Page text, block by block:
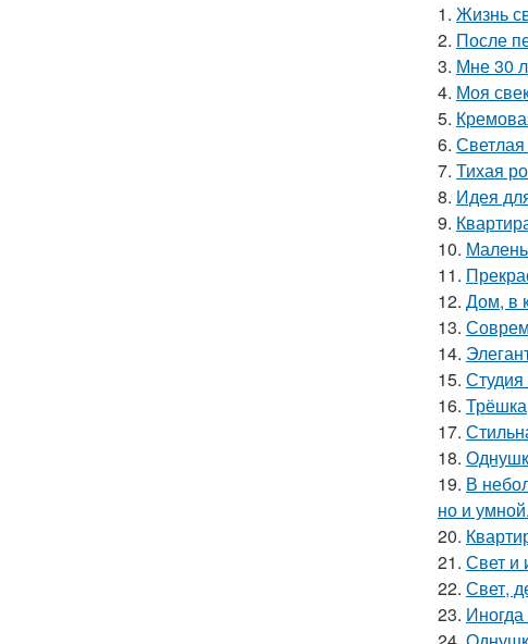
1. Жизнь
2. После
3. Мне 30
4. Моя
5.
6. Светлая
7. Тихая
8. Идея
9.
10.
11.
12. Дом, в
13.
14.
15.
16.
17.
18.
19. В
но и умной.
20.
21. Свет и
22. Свет,
23.